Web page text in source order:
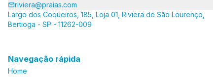
riviera@praias.com
Largo dos Coqueiros, 185, Loja 01, Riviera de São Lourenço,
Bertioga - SP - 11262-009
Navegação rápida
Home